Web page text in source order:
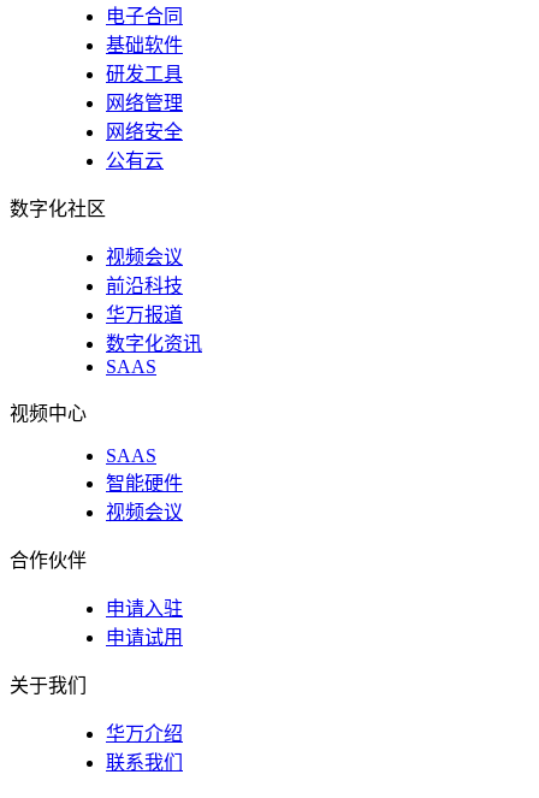
电子合同
基础软件
研发工具
网络管理
网络安全
公有云
数字化社区
视频会议
前沿科技
华万报道
数字化资讯
SAAS
视频中心
SAAS
智能硬件
视频会议
合作伙伴
申请入驻
申请试用
关于我们
华万介绍
联系我们